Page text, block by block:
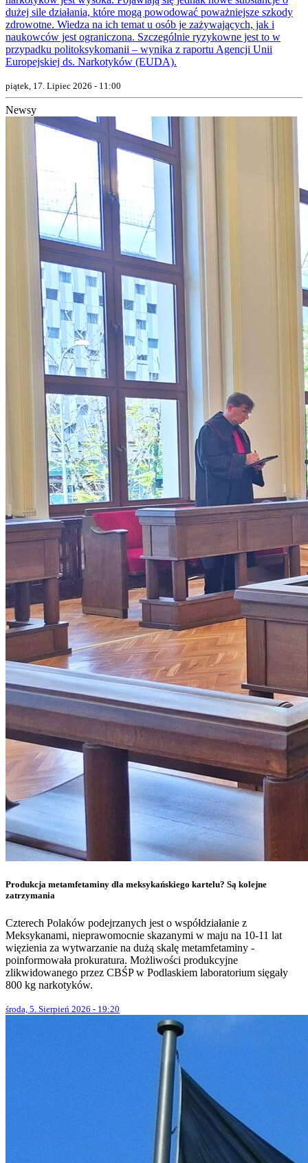
dużej sile działania, które mogą powodować poważniejsze szkody
zdrowotne. Wiedza na ich temat u osób je zażywających, jak i
naukowców jest ograniczona. Szczególnie ryzykowne jest to w
przypadku politoksykomanii – wynika z raportu Agencji Unii
Europejskiej ds. Narkotyków (EUDA).
piątek, 17. Lipiec 2026 - 11:00
Newsy
Produkcja metamfetaminy dla meksykańskiego kartelu? Są kolejne
zatrzymania
Czterech Polaków podejrzanych jest o współdziałanie z
Meksykanami, nieprawomocnie skazanymi w maju na 10-11 lat
więzienia za wytwarzanie na dużą skalę metamfetaminy -
poinformowała prokuratura. Możliwości produkcyjne
zlikwidowanego przez CBŚP w Podlaskiem laboratorium sięgały
800 kg narkotyków.
środa, 5. Sierpień 2026 - 19:20